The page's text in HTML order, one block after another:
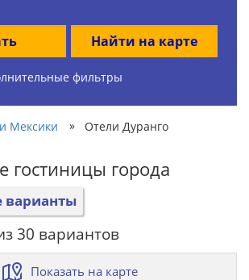
Найти на карте
фильтры
Мексики » Отели Дуранго
гостиницы города
варианты
30 вариантов
Показать на карте